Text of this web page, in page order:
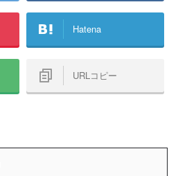
Hatena
URLコピー